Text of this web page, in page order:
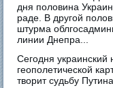
дня половина
раде. В другой
штурма
линии Днепра...
Сегодня украинский
геополетической
творит судьбу